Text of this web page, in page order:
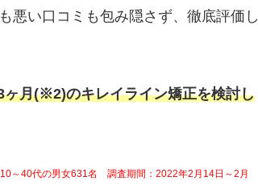
悪い口コミも包み隠さず、徹底評価し
ヶ月(※2)のキレイライン矯正を検討し
～40代の男女631名 調査期間：2022年2月14日～2月